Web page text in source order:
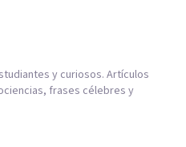
y curiosos. Artículos
frases célebres y